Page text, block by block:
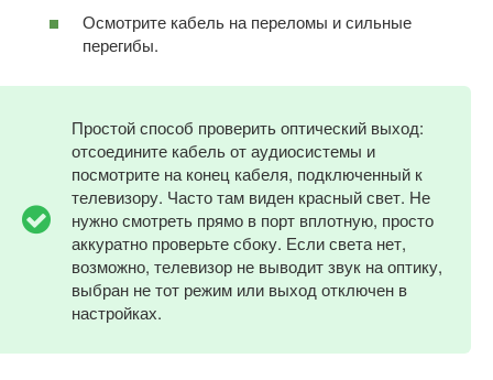
Осмотрите кабель на переломы и сильные
перегибы.
Простой способ проверить оптический выход:
отсоедините кабель от аудиосистемы и
посмотрите на конец кабеля, подключенный к
телевизору. Часто там виден красный свет. Не
нужно смотреть прямо в порт вплотную, просто
аккуратно проверьте сбоку. Если света нет,
возможно, телевизор не выводит звук на оптику,
выбран не тот режим или выход отключен в
настройках.